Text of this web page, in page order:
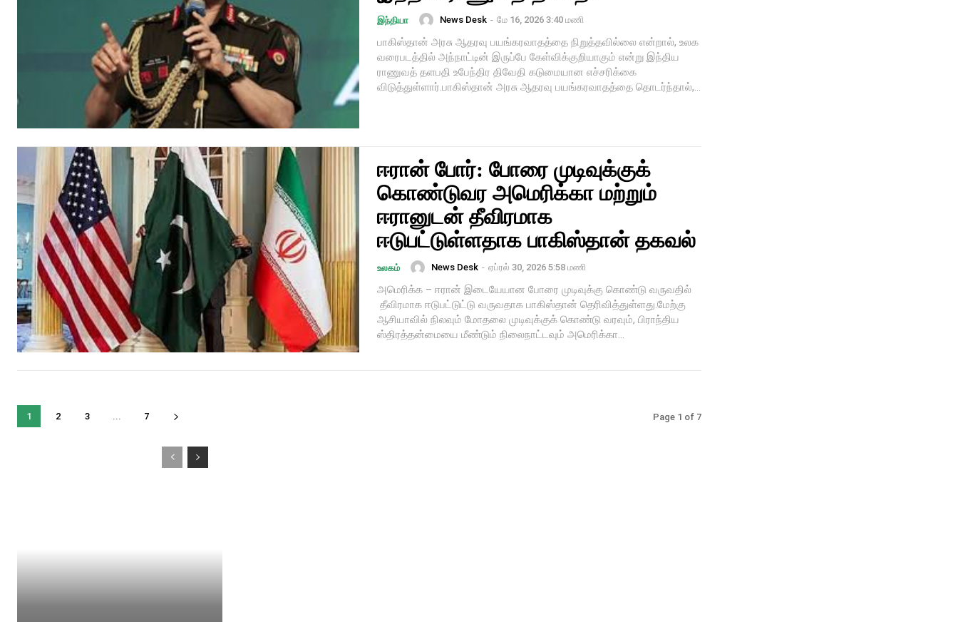
இந்தியா News Desk - மே 16, 2026 3:40 மணி
பாகிஸ்தான் அரசு ஆதரவு பயங்கரவாதத்தை நிறுத்தவில்லை என்றால், உலக
வரைபடத்தில் அந்நாட்டின் இருப்பே கேள்விக்குறியாகும் என்று இந்திய
ராணுவத் தளபதி உபேந்திர திவேதி கடுமையான எச்சரிக்கை
விடுத்துள்ளார்.பாகிஸ்தான் அரசு ஆதரவு பயங்கரவாதத்தை தொடர்ந்தால்,...
ஈரான் போர்: போரை முடிவுக்குக்
கொண்டுவர அமெரிக்கா மற்றும்
ஈரானுடன் தீவிரமாக
ஈடுபட்டுள்ளதாக பாகிஸ்தான் தகவல்
உலகம் News Desk - ஏப்ரல் 30, 2026 5:58 மணி
அமெரிக்க – ஈரான் இடையேயான போரை முடிவுக்கு கொண்டு வருவதில்
தீவிரமாக ஈடுபட்டுட்டு வருவதாக பாகிஸ்தான் தெரிவித்துள்ளது.மேற்கு
ஆசியாவில் நிலவும் மோதலை முடிவுக்குக் கொண்டு வரவும், பிராந்திய
ஸ்திரத்தன்மையை மீண்டும் நிலைநாட்டவும் அமெரிக்கா...
1 2 3 ... 7 Page 1 of 7